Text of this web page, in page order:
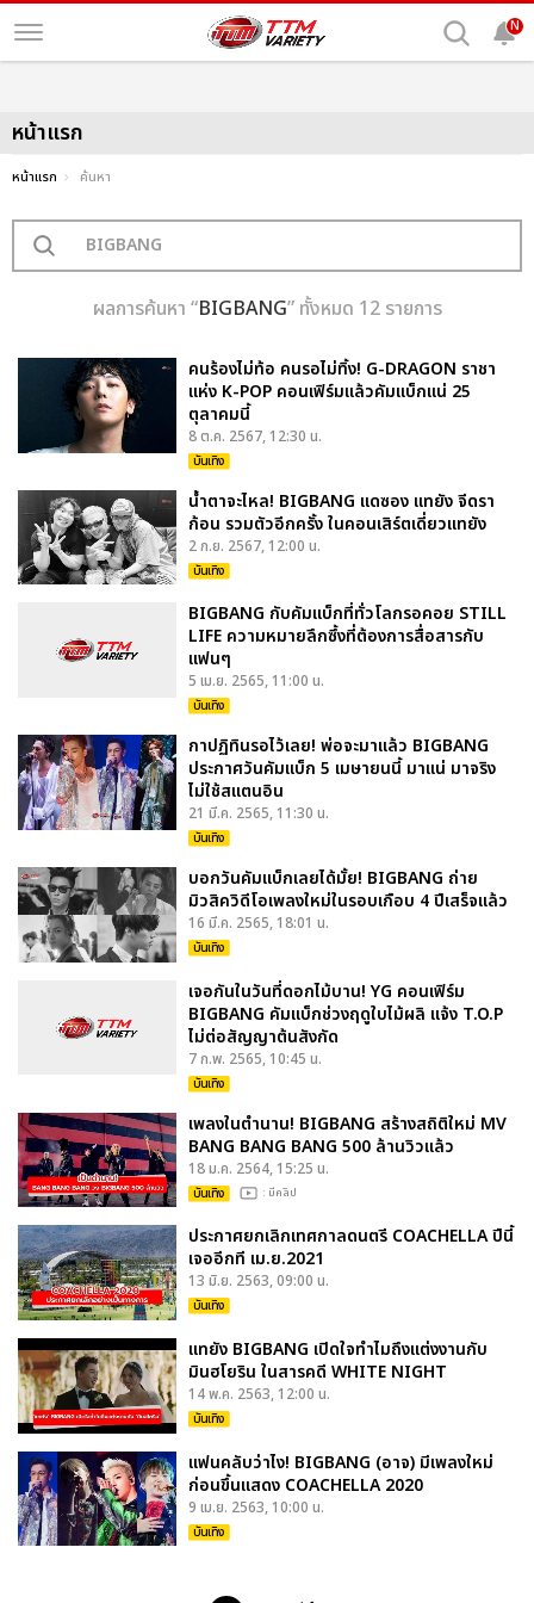
N
หน้าแรก
หน้าแรก ค้นหา
ผลการค้นหา “BIGBANG” ทั้งหมด 12 รายการ
คนร้องไม่ท้อ คนรอไม่ทิ้ง! G-DRAGON ราชา
แห่ง K-POP คอนเฟิร์มแล้วคัมแบ็กแน่ 25
ตุลาคมนี้
8 ต.ค. 2567, 12:30 น.
บันเทิง
น้ำตาจะไหล! BIGBANG แดซอง แทยัง จีดรา
ก้อน รวมตัวอีกครั้ง ในคอนเสิร์ตเดี่ยวแทยัง
2 ก.ย. 2567, 12:00 น.
บันเทิง
BIGBANG กับคัมแบ็กที่ทั่วโลกรอคอย STILL
LIFE ความหมายลึกซึ้งที่ต้องการสื่อสารกับ
แฟนๆ
5 เม.ย. 2565, 11:00 น.
บันเทิง
กาปฏิทินรอไว้เลย! พ่อจะมาแล้ว BIGBANG
ประกาศวันคัมแบ็ก 5 เมษายนนี้ มาแน่ มาจริง
ไม่ใช้สแตนอิน
21 มี.ค. 2565, 11:30 น.
บันเทิง
บอกวันคัมแบ็กเลยได้มั้ย! BIGBANG ถ่าย
มิวสิควิดีโอเพลงใหม่ในรอบเกือบ 4 ปีเสร็จแล้ว
16 มี.ค. 2565, 18:01 น.
บันเทิง
เจอกันในวันที่ดอกไม้บาน! YG คอนเฟิร์ม
BIGBANG คัมแบ็กช่วงฤดูใบไม้ผลิ แจ้ง T.O.P
ไม่ต่อสัญญาต้นสังกัด
7 ก.พ. 2565, 10:45 น.
บันเทิง
เพลงในตำนาน! BIGBANG สร้างสถิติใหม่ MV
BANG BANG BANG 500 ล้านวิวแล้ว
18 ม.ค. 2564, 15:25 น.
บันเทิง : มีคลิป
ประกาศยกเลิกเทศกาลดนตรี COACHELLA ปีนี้
เจออีกที เม.ย.2021
13 มิ.ย. 2563, 09:00 น.
บันเทิง
แทยัง BIGBANG เปิดใจทำไมถึงแต่งงานกับ
มินฮโยริน ในสารคดี WHITE NIGHT
14 พ.ค. 2563, 12:00 น.
บันเทิง
แฟนคลับว่าไง! BIGBANG (อาจ) มีเพลงใหม่
ก่อนขึ้นแสดง COACHELLA 2020
9 เม.ย. 2563, 10:00 น.
บันเทิง